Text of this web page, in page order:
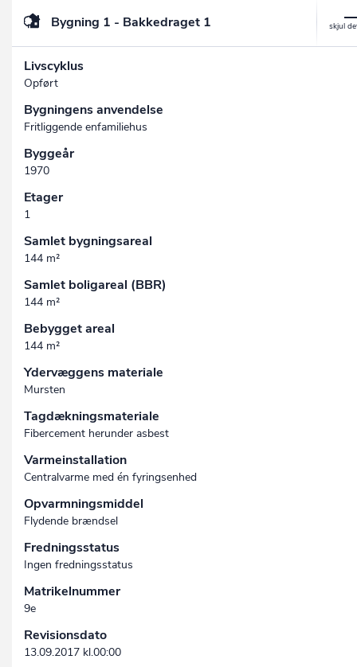
Bygning 1 - Bakkedraget 1
Livscyklus
Opført
Bygningens anvendelse
Fritliggende enfamiliehus
Byggeår
1970
Etager
1
Samlet bygningsareal
144 m²
Samlet boligareal (BBR)
144 m²
Bebygget areal
144 m²
Ydervæggens materiale
Mursten
Tagdækningsmateriale
Fibercement herunder asbest
Varmeinstallation
Centralvarme med én fyringsenhed
Opvarmningsmiddel
Flydende brændsel
Fredningsstatus
Ingen fredningsstatus
Matrikelnummer
9e
Revisionsdato
13.09.2017 kl.00:00